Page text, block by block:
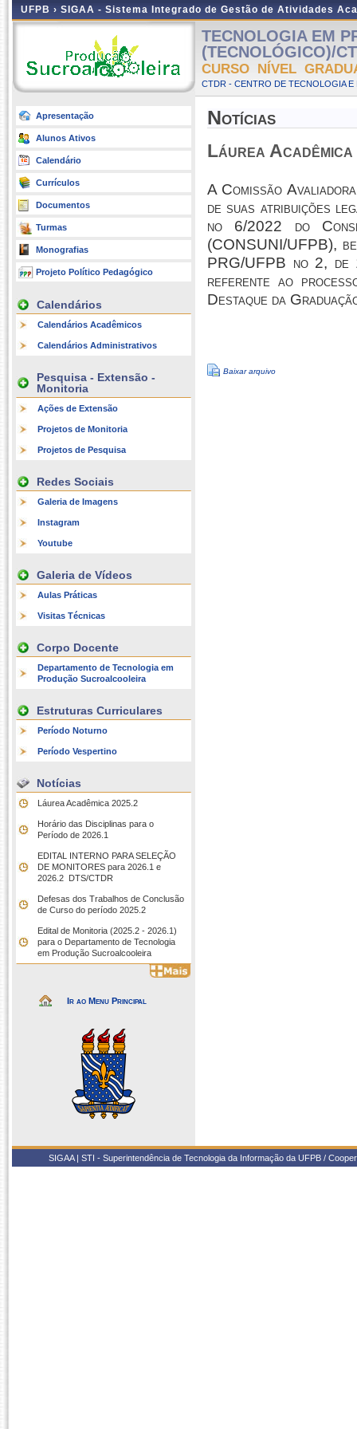
UFPB › SIGAA - Sistema Integrado de Gestão de Atividades
Apresentação
Alunos Ativos
Calendário
Currículos
Documentos
Turmas
Monografias
Projeto Político Pedagógico
Calendários
Calendários Acadêmicos
Calendários Administrativos
Pesquisa - Extensão -
Monitoria
Ações de Extensão
Projetos de Monitoria
Projetos de Pesquisa
Redes Sociais
Galeria de Imagens
Instagram
Youtube
Galeria de Vídeos
Aulas Práticas
Visitas Técnicas
Corpo Docente
Departamento de Tecnologia em
Produção Sucroalcooleira
Estruturas Curriculares
Período Noturno
Período Vespertino
Notícias
Láurea Acadêmica 2025.2
Horário das Disciplinas para o
Período de 2026.1
EDITAL INTERNO PARA SELEÇÃO
DE MONITORES para 2026.1 e
2026.2  DTS/CTDR
Defesas dos Trabalhos de Conclusão
de Curso do período 2025.2
Edital de Monitoria (2025.2 - 2026.1)
para o Departamento de Tecnologia
em Produção Sucroalcooleira
Ir ao Menu Principal
TECNOLOGIA EM
(TECNOLÓGICO)/
CURSO NÍVEL
CTDR - CENTRO DE TECNOLOGIA
Notícias
Láurea
A Comissão
de suas atribuições
no 6/2022 do
(CONSUNI/UFPB),
PRG/UFPB no 2, de
referente ao
Destaque da
Baixar arquivo
SIGAA | STI - Superintendência de Tecnologia da Informação da UFPB /